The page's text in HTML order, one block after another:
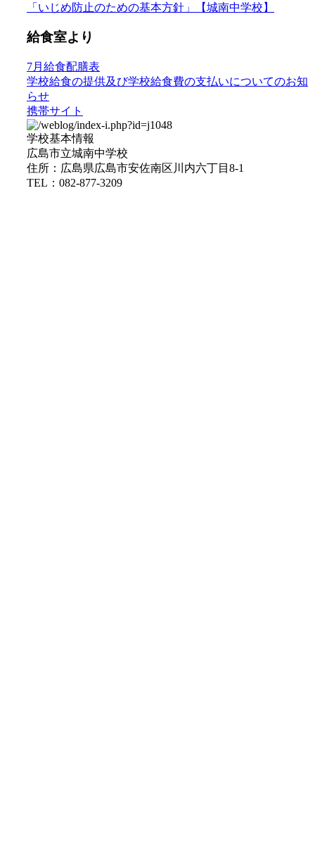
「いじめ防止のための基本方針」【城南中学校】
給食室より
7月給食配膳表
学校給食の提供及び学校給食費の支払いについてのお知
らせ
携帯サイト
学校基本情報
広島市立城南中学校
住所：広島県広島市安佐南区川内六丁目8-1
TEL：082-877-3209